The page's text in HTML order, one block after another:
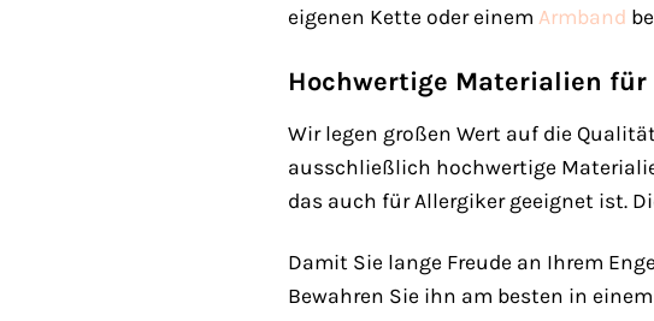
eigenen Kette oder einem Armband
Hochwertige Materialien
Wir legen großen Wert auf die
ausschließlich hochwertige
das auch für Allergiker geeignet ist.
Damit Sie lange Freude an Ihrem
Bewahren Sie ihn am besten in